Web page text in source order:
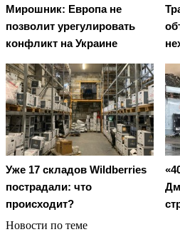
Мирошник: Европа не
позволит урегулировать
конфликт на Украине
Уже 17 складов Wildberries
пострадали: что
происходит?
Новости по теме